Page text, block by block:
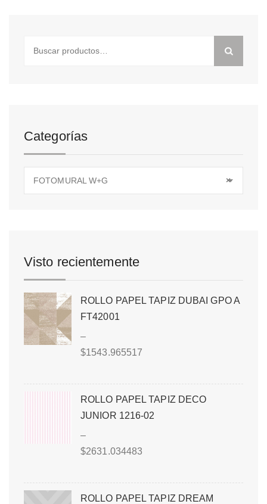
Categorías
×
FOTOMURAL W+G
Visto recientemente
ROLLO PAPEL TAPIZ DUBAI GPO A
FT42001
–
$1543.965517
ROLLO PAPEL TAPIZ DECO
JUNIOR 1216-02
–
$2631.034483
ROLLO PAPEL TAPIZ DREAM